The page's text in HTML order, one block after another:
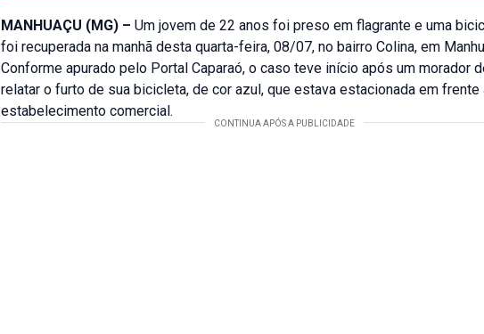
MANHUAÇU (MG) – Um jovem de 22 anos foi preso em flagrante e uma
foi recuperada na manhã desta quarta-feira, 08/07, no bairro Colina, em
Conforme apurado pelo Portal Caparaó, o caso teve início após um morador
relatar o furto de sua bicicleta, de cor azul, que estava estacionada em frente
estabelecimento comercial.